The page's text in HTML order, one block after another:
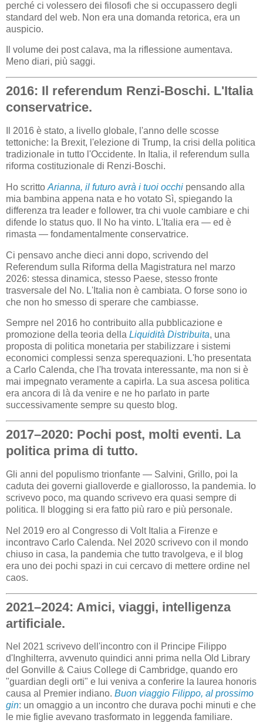
perché ci volessero dei filosofi che si occupassero degli
standard del web. Non era una domanda retorica, era un
auspicio.
Il volume dei post calava, ma la riflessione aumentava.
Meno diari, più saggi.
2016: Il referendum Renzi-Boschi. L'Italia
conservatrice.
Il 2016 è stato, a livello globale, l'anno delle scosse
tettoniche: la Brexit, l'elezione di Trump, la crisi della politica
tradizionale in tutto l'Occidente. In Italia, il referendum sulla
riforma costituzionale di Renzi-Boschi.
Ho scritto Arianna, il futuro avrà i tuoi occhi pensando alla
mia bambina appena nata e ho votato Sì, spiegando la
differenza tra leader e follower, tra chi vuole cambiare e chi
difende lo status quo. Il No ha vinto. L'Italia era — ed è
rimasta — fondamentalmente conservatrice.
Ci pensavo anche dieci anni dopo, scrivendo del
Referendum sulla Riforma della Magistratura nel marzo
2026: stessa dinamica, stesso Paese, stesso fronte
trasversale del No. L'Italia non è cambiata. O forse sono io
che non ho smesso di sperare che cambiasse.
Sempre nel 2016 ho contribuito alla pubblicazione e
promozione della teoria della Liquidità Distribuita, una
proposta di politica monetaria per stabilizzare i sistemi
economici complessi senza sperequazioni. L'ho presentata
a Carlo Calenda, che l'ha trovata interessante, ma non si è
mai impegnato veramente a capirla. La sua ascesa politica
era ancora di là da venire e ne ho parlato in parte
successivamente sempre su questo blog.
2017–2020: Pochi post, molti eventi. La
politica prima di tutto.
Gli anni del populismo trionfante — Salvini, Grillo, poi la
caduta dei governi gialloverde e giallorosso, la pandemia. Io
scrivevo poco, ma quando scrivevo era quasi sempre di
politica. Il blogging si era fatto più raro e più personale.
Nel 2019 ero al Congresso di Volt Italia a Firenze e
incontravo Carlo Calenda. Nel 2020 scrivevo con il mondo
chiuso in casa, la pandemia che tutto travolgeva, e il blog
era uno dei pochi spazi in cui cercavo di mettere ordine nel
caos.
2021–2024: Amici, viaggi, intelligenza
artificiale.
Nel 2021 scrivevo dell'incontro con il Principe Filippo
d'Inghilterra, avvenuto quindici anni prima nella Old Library
del Gonville & Caius College di Cambridge, quando ero
"guardian degli orti" e lui veniva a conferire la laurea honoris
causa al Premier indiano. Buon viaggio Filippo, al prossimo
gin: un omaggio a un incontro che durava pochi minuti e che
le mie figlie avevano trasformato in leggenda familiare.